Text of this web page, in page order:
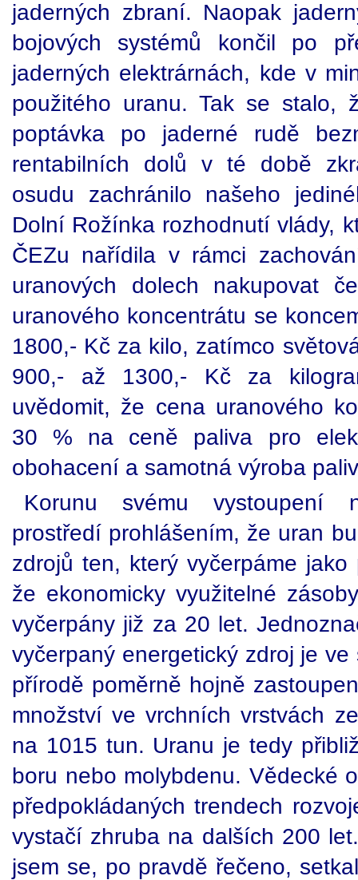
jaderných zbraní. Naopak
bojových systémů končil po
jaderných elektrárnách, kde v
použitého uranu. Tak se stalo,
poptávka po jaderné rudě
rentabilních dolů v té době
osudu zachránilo našeho
Dolní Rožínka rozhodnutí vlády,
ČEZu nařídila v rámci
uranových dolech nakupovat
uranového koncentrátu se
1800,- Kč za kilo, zatímco
900,- až 1300,- Kč za
uvědomit, že cena uranového
30 % na ceně paliva pro
obohacení a samotná výroba
Korunu svému vystoupení
prostředí prohlášením, že uran
zdrojů ten, který vyčerpáme
že ekonomicky využitelné
vyčerpány již za 20 let.
vyčerpaný energetický zdroj je
přírodě poměrně hojně
množství ve vrchních vrstvách
na 1015 tun. Uranu je tedy
boru nebo molybdenu. Vědecké
předpokládaných trendech
vystačí zhruba na dalších 200
jsem se, po pravdě řečeno,